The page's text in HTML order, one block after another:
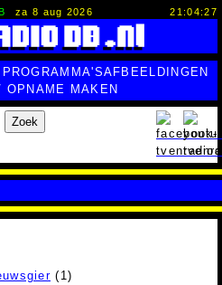
za 8 aug 2026 21:04:28
AFBEELDINGEN
OPNAME MAKEN
Zoek
(1)